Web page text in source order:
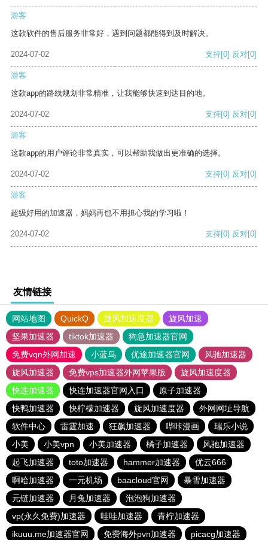
游客
这款软件的售后服务非常好，遇到问题都能得到及时解决。
2024-07-02 支持[0] 反对[0]
游客
这款app的路线规划非常精准，让我能够快速到达目的地。
2024-07-02 支持[0] 反对[0]
游客
这款app的用户评论非常真实，可以帮助我做出更准确的选择。
2024-07-02 支持[0] 反对[0]
游客
超级好用的加速器，妈妈再也不用担心我的学习啦！
2024-07-02 支持[0] 反对[0]
友情链接
网站地图 QuickQ 旋风加速度器
旋风加速
坚果加速器
tiktok加速器
狗急加速器官网
免费vqn外网加速
小蓝鸟 优途加速器官网
风驰加速器
旋风加速器
免费vps加速器外网苹果版
旋风加速度器
快连加速器
快连加速器官网入口
原子加速器
快鸭加速器
快柠檬加速器 旋风加速度器
外网网址导航
软件中心
雷霆加速 狂飙加速器 哔咔漫画
瑞乐小说
小美
小美vpn 小美加速器 橘子加速器
风驰加速器
起飞加速器
toto加速器 hammer加速器
优云666
啊哈加速器
一元机场 baacloud官网
暴雪加速器
元链加速器
月兔加速器
泡泡狗加速器
vp(永久免费)加速器
哇哇加速器
青柠加速器
ikuuu.me加速器官网
免费海外pvn加速器 picacg加速器